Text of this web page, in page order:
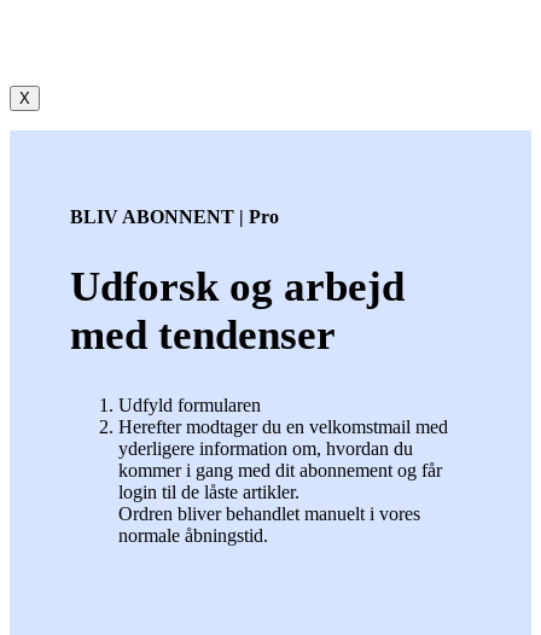
X
BLIV ABONNENT | Pro
Udforsk og arbejd
med tendenser
Udfyld formularen
Herefter modtager du en velkomstmail med
yderligere information om, hvordan du
kommer i gang med dit abonnement og får
login til de låste artikler.
Ordren bliver behandlet manuelt i vores
normale åbningstid.